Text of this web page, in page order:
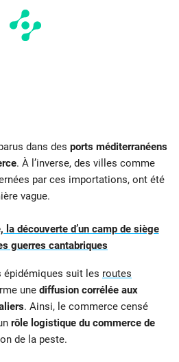
dans des ports méditerranéens
. À l’inverse, des villes comme
par ces importations, ont été
vague.
la découverte d’un camp de siège
guerres cantabriques
épidémiques suit les routes
une diffusion corrélée aux
. Ainsi, le commerce censé
rôle logistique du commerce de
de la peste.